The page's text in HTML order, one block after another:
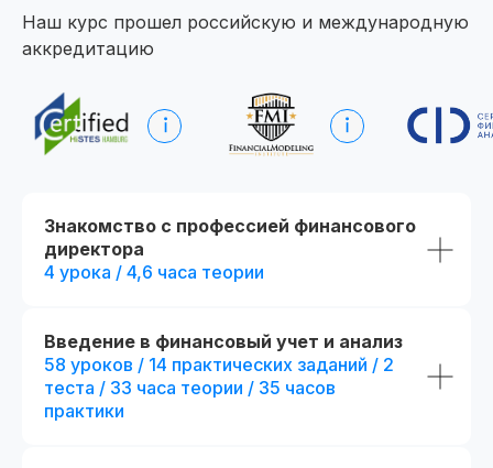
Наш курс прошел российскую и международную
аккредитацию
Знакомство с профессией финансового
директора
4 урока / 4,6 часа теории
Введение в финансовый учет и анализ
58 уроков / 14 практических заданий / 2
теста / 33 часа теории / 35 часов
практики
Попробовать 48 часов бесплатно
сегодня
Получите полную программу курса
погрузиться в обучение и принять
обоснованное решение без лишних
сомнений